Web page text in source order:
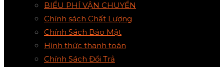
BIỂU PHÍ VẬN CHUYỂN
Chính sách Chất Lượng
Chính Sách Bảo Mật
Hình thức thanh toán
Chính Sách Đổi Trả